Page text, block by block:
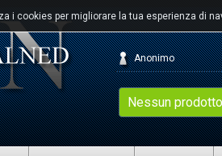
i cookies per migliorare la tua esperienza di
Nessun
Anonimo